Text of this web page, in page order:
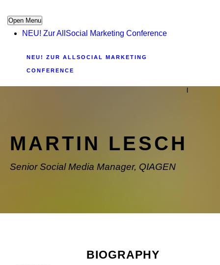
Open Menu
NEU! Zur AllSocial Marketing Conference
NEU! ZUR ALLSOCIAL MARKETING
CONFERENCE
|
MARTIN LESCH
Senior Social Media Manager, QIAGEN
BIOGRAPHY